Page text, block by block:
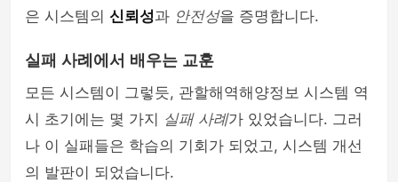
은 시스템의 신뢰성과 안전성을 증명합니다.
실패 사례에서 배우는 교훈
모든 시스템이 그렇듯, 관할해역해양정보 시스템 역
시 초기에는 몇 가지 실패 사례가 있었습니다. 그러
나 이 실패들은 학습의 기회가 되었고, 시스템 개선
의 발판이 되었습니다.